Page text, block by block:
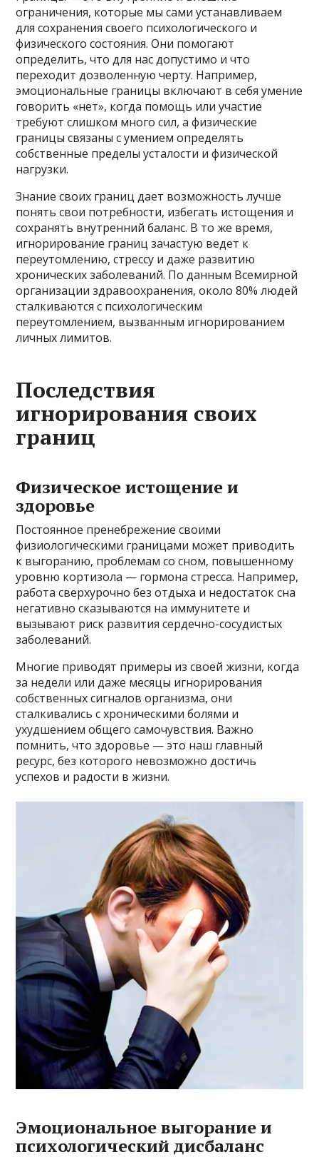
ограничения, которые мы сами устанавливаем
для сохранения своего психологического и
физического состояния. Они помогают
определить, что для нас допустимо и что
переходит дозволенную черту. Например,
эмоциональные границы включают в себя умение
говорить «нет», когда помощь или участие
требуют слишком много сил, а физические
границы связаны с умением определять
собственные пределы усталости и физической
нагрузки.
Знание своих границ дает возможность лучше
понять свои потребности, избегать истощения и
сохранять внутренний баланс. В то же время,
игнорирование границ зачастую ведет к
переутомлению, стрессу и даже развитию
хронических заболеваний. По данным Всемирной
организации здравоохранения, около 80% людей
сталкиваются с психологическим
переутомлением, вызванным игнорированием
личных лимитов.
Последствия
игнорирования своих
границ
Физическое истощение и
здоровье
Постоянное пренебрежение своими
физиологическими границами может приводить
к выгоранию, проблемам со сном, повышенному
уровню кортизола — гормона стресса. Например,
работа сверхурочно без отдыха и недостаток сна
негативно сказываются на иммунитете и
вызывают риск развития сердечно-сосудистых
заболеваний.
Многие приводят примеры из своей жизни, когда
за недели или даже месяцы игнорирования
собственных сигналов организма, они
сталкивались с хроническими болями и
ухудшением общего самочувствия. Важно
помнить, что здоровье — это наш главный
ресурс, без которого невозможно достичь
успехов и радости в жизни.
Эмоциональное выгорание и
психологический дисбаланс